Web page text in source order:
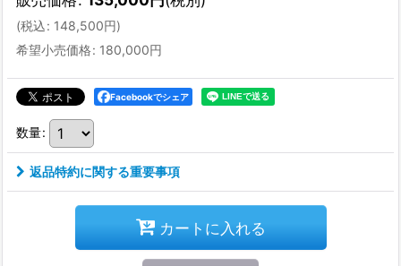
(税込: 148,500円)
希望小売価格: 180,000円
Facebookでシェア
数量:
返品特約に関する重要事項
カートに入れる